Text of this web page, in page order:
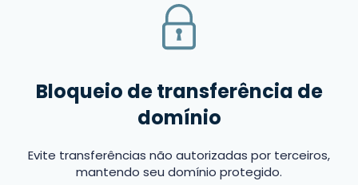
Bloqueio de transferência de
domínio
Evite transferências não autorizadas por terceiros,
mantendo seu domínio protegido.